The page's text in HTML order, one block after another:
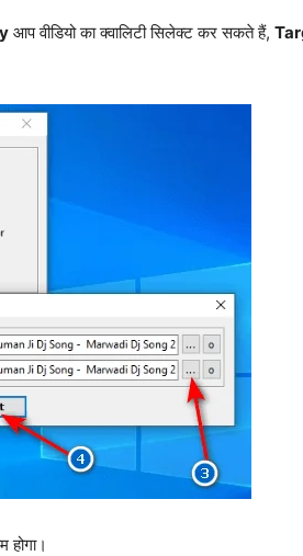
आप वीडियो का क्वालिटी सिलेक्ट कर सकते हैं,